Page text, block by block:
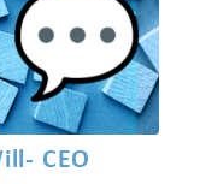
CEO